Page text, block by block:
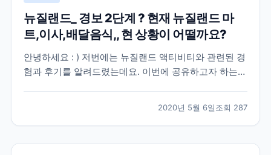
뉴질랜드_ 경보 2단계 ? 현재 뉴질랜드 마
트,이사,배달음식,, 현 상황이 어떨까요?
안녕하세요 : ) 저번에는 뉴질랜드 액티비티와 관련된 경
험과 후기를 알려드렸는데요. 이번에 공유하고자 하는
도 일까요? ] 뉴질랜드에 방문을 앞두고 계신 분들이나
가족이나 지인분들이 이 곳, 현지에 계셔 하루하루...
2020년 5월 6일조회 287